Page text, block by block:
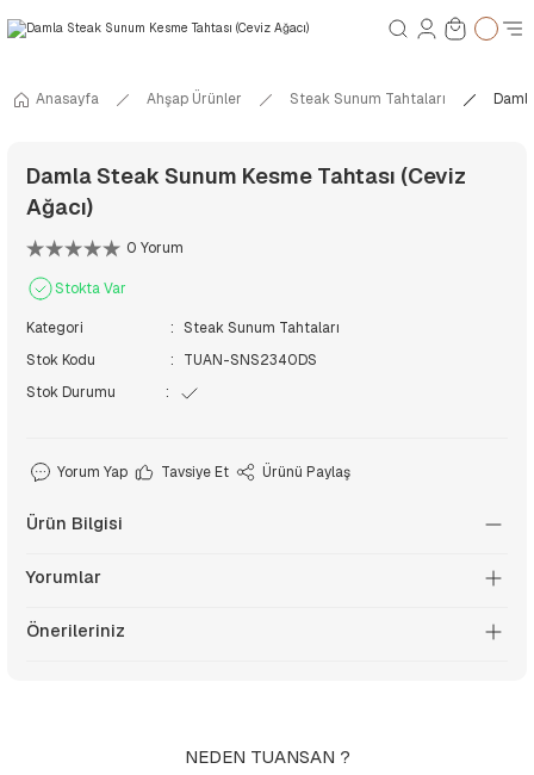
Anasayfa Ahşap Ürünler Steak Sunum Tahtaları
Damla Steak Sunum Kesme Tahtası (Ceviz
Ağacı)
0 Yorum
Stokta Var
Kategori
Steak Sunum Tahtaları
Stok Kodu
TUAN-SNS2340DS
Stok Durumu
Yorum Yap Tavsiye Et Ürünü Paylaş
Ürün Bilgisi
Yorumlar
Önerileriniz
NEDEN TUANSAN ?